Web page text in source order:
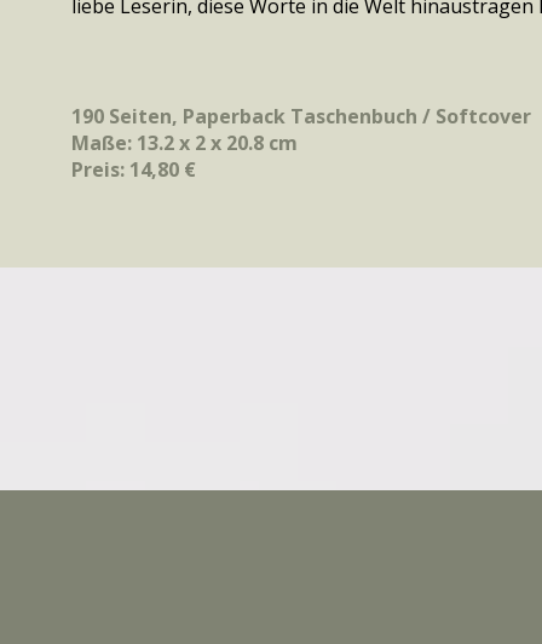
liebe Leserin, diese Worte in die Welt hinaustragen
190 Seiten, Paperback Taschenbuch / Softcover
Maße: 13.2 x 2 x 20.8 cm
Preis: 14,80 €